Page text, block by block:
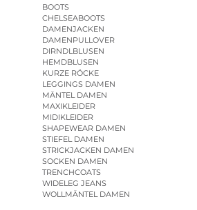
BOOTS
CHELSEABOOTS
DAMENJACKEN
DAMENPULLOVER
DIRNDLBLUSEN
HEMDBLUSEN
KURZE RÖCKE
LEGGINGS DAMEN
MÄNTEL DAMEN
MAXIKLEIDER
MIDIKLEIDER
SHAPEWEAR DAMEN
STIEFEL DAMEN
STRICKJACKEN DAMEN
SOCKEN DAMEN
TRENCHCOATS
WIDELEG JEANS
WOLLMÄNTEL DAMEN